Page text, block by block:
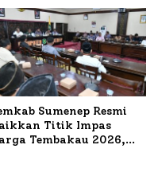
Sumenep Resmi
Titik Impas
Tembakau 2026,